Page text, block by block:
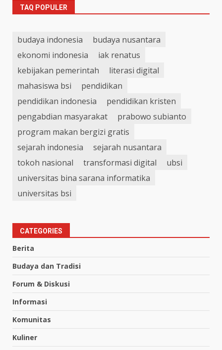
TAQ POPULER
budaya indonesia
budaya nusantara
ekonomi indonesia
iak renatus
kebijakan pemerintah
literasi digital
mahasiswa bsi
pendidikan
pendidikan indonesia
pendidikan kristen
pengabdian masyarakat
prabowo subianto
program makan bergizi gratis
sejarah indonesia
sejarah nusantara
tokoh nasional
transformasi digital
ubsi
universitas bina sarana informatika
universitas bsi
CATEGORIES
Berita
Budaya dan Tradisi
Forum & Diskusi
Informasi
Komunitas
Kuliner